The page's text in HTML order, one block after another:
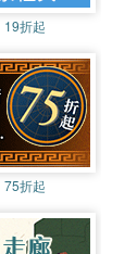
19折起
75折起